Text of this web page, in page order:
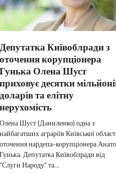
Депутатка Київоблради з
оточення корупціонера
Гунька Олена Шуст
приховує десятки
доларів та елітну
нерухомість
Олена Шуст (Даниленко) одна з
найбагатших аграріїв Київської
оточення нардепа-корупціонера
Гунька. Депутатка Київоблради від
“Слуги Народу” та…